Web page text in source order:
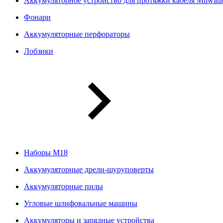
Фонари
Аккумуляторные перфораторы
Лобзики
Наборы М18
Аккумуляторные дрели-шуруповерты
Аккумуляторные пилы
Угловые шлифовальные машины
Аккумуляторы и зарядные устройства